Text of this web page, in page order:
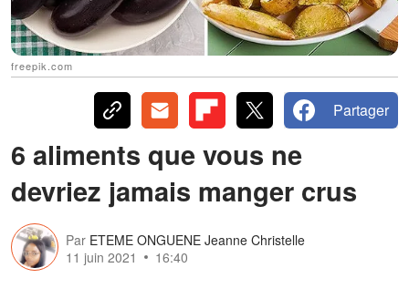
freepik.com
Partager
6 aliments que vous ne
devriez jamais manger crus
Par ETEME ONGUENE Jeanne Christelle
11 juin 2021
16:40